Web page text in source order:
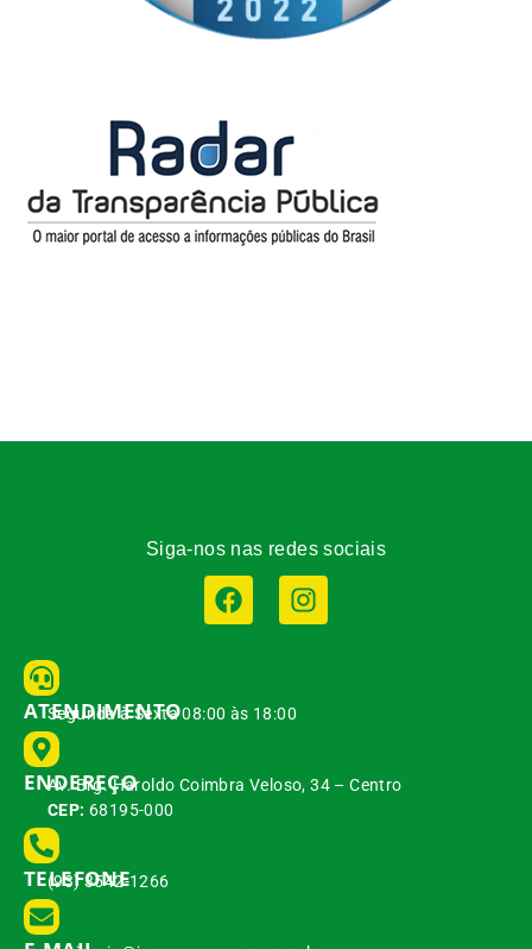
Siga-nos nas redes sociais
ATENDIMENTO
Segunda à Sexta 08:00 às 18:00
ENDEREÇO
Av. Brg. Haroldo Coimbra Veloso, 34 – Centro
CEP: 68195-000
TELEFONE
(93) 3542-1266